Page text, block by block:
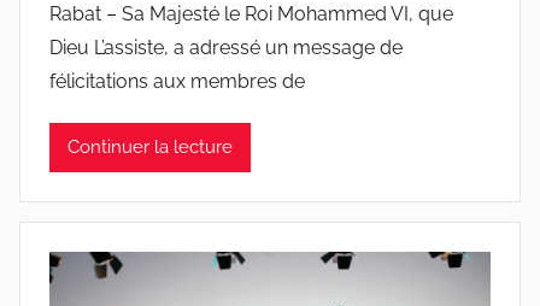
Rabat – Sa Majesté le Roi Mohammed VI, que
Dieu L’assiste, a adressé un message de
félicitations aux membres de
Continuer la lecture